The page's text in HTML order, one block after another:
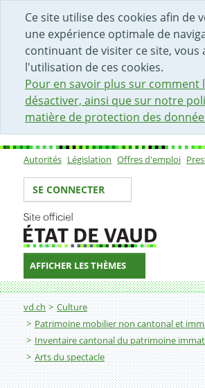
Ce site utilise des cookies afin de
une expérience optimale de
continuant de visiter ce site, vous
l'utilisation de ces cookies.
Pour en savoir plus sur comment
désactiver, ainsi que sur notre
matière de protection des
DÉBUT DU CONTENU DE LA PAGE
ACCÈS AU CHAMP DE RECHERCHE
PAGE D'ACCUEIL
FORMULAIRE DE CONTACT
Sous-navigation
Autorités Législation Offres d'emploi
Votre identité
SE CONNECTER
AFFICHER LES THÈMES
Fil d'Ariane
vd.ch
Culture
Patrimoine mobilier non cantonal et
Inventaire cantonal du patrimoine
Arts du spectacle
Septembre musical